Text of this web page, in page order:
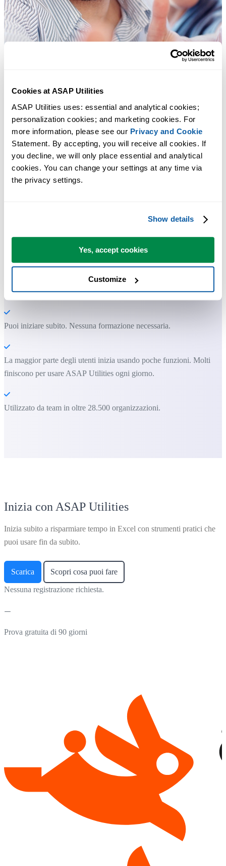
Cookies at ASAP Utilities
ASAP Utilities uses: essential and analytical cookies;
personalization cookies; and marketing cookies. For
more information, please see our Privacy and Cookie
Statement. By accepting, you will receive all cookies. If
you decline, we will only place essential and analytical
cookies. You can change your settings at any time via
the privacy settings.
Show details
Yes, accept cookies
Customize
Strumenti pratici che molti utenti di Excel vorrebbero integrati in
Risparmia tempo in Excel. Così semplice.
ASAP Utilities ti aiuta a risparmiare tempo e a fare cose che Excel da
solo non può fare.
Puoi iniziare subito. Nessuna formazione necessaria.
La maggior parte degli utenti inizia usando poche funzioni. Molti
finiscono per usare ASAP Utilities ogni giorno.
Utilizzato da team in oltre 28.500 organizzazioni.
Inizia con ASAP Utilities
Inizia subito a risparmiare tempo in Excel con strumenti pratici che
puoi usare fin da subito.
Scarica Scopri cosa puoi fare
Nessuna registrazione richiesta.
Prova gratuita di 90 giorni